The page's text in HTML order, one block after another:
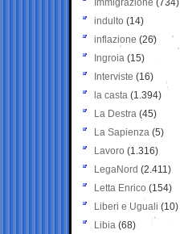
Immigrazione (734)
indulto (14)
inflazione (26)
Ingroia (15)
Interviste (16)
la casta (1.394)
La Destra (45)
La Sapienza (5)
Lavoro (1.316)
LegaNord (2.411)
Letta Enrico (154)
Liberi e Uguali (10)
Libia (68)